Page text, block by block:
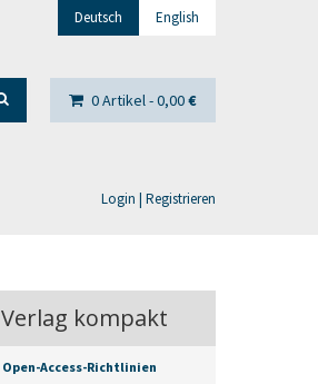
Deutsch English
0 Artikel -0,00€
Login | Registrieren
Verlag kompakt
Open-Access-Richtlinien